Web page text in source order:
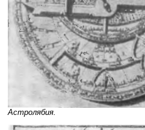
Астролябия.